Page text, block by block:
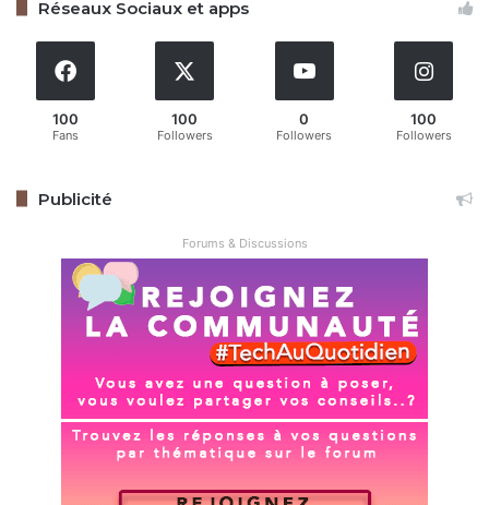
Réseaux Sociaux et apps
100
Fans
100
Followers
0
Followers
100
Followers
Publicité
Forums & Discussions